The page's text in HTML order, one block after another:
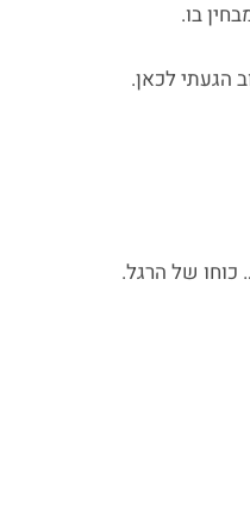
בו.
הגעתי לכאן.
כוחו של הרגל.